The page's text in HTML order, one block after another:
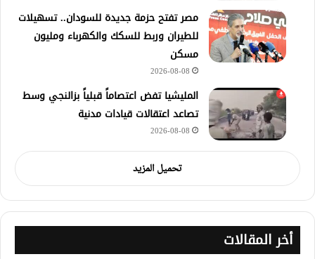
مصر تفتح حزمة جديدة للسودان.. تسهيلات
للطيران وربط للسكك والكهرباء ومليون
مسكن
2026-08-08
المليشيا تفض اعتصاماً قبلياً بزالنجي وسط
تصاعد اعتقالات قيادات مدنية
2026-08-08
تحميل المزيد
أخر المقالات